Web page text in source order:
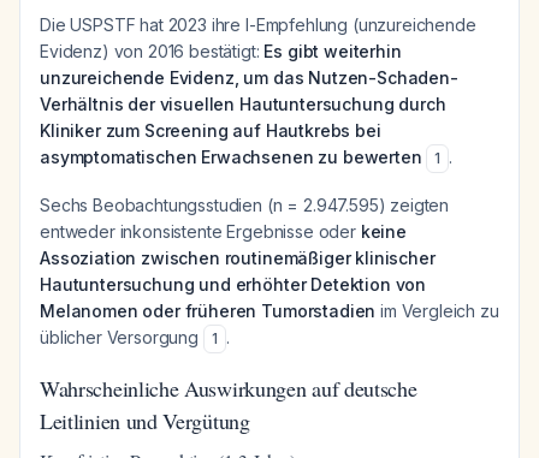
Die USPSTF hat 2023 ihre I-Empfehlung (unzureichende
Evidenz) von 2016 bestätigt: Es gibt weiterhin
unzureichende Evidenz, um das Nutzen-Schaden-
Verhältnis der visuellen Hautuntersuchung durch
Kliniker zum Screening auf Hautkrebs bei
asymptomatischen Erwachsenen zu bewerten
1 .
Sechs Beobachtungsstudien (n = 2.947.595) zeigten
entweder inkonsistente Ergebnisse oder keine
Assoziation zwischen routinemäßiger klinischer
Hautuntersuchung und erhöhter Detektion von
Melanomen oder früheren Tumorstadien im Vergleich zu
üblicher Versorgung
1 .
Wahrscheinliche Auswirkungen auf deutsche
Leitlinien und Vergütung